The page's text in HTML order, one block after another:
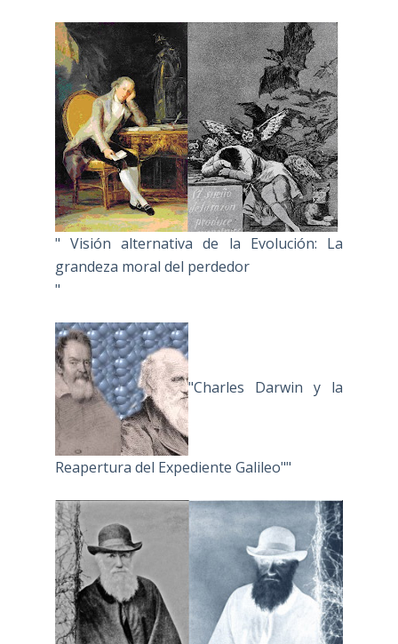
" Visión alternativa de la Evolución: La
grandeza moral del perdedor
"
"Charles Darwin y la
Reapertura del Expediente Galileo""